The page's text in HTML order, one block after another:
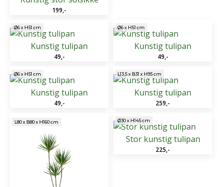
199,-
Ø6 x H51 cm
Kunstig tulipan
49,-
Ø6 x H51 cm
Kunstig tulipan
49,-
Ø6 x H51 cm
Kunstig tulipan
49,-
L13,5 x B31 x H95 cm
Kunstig tulipan
259,-
L80 x B80 x H160 cm Ø30 x H145 cm
Stor kunstig tulipan
225,-